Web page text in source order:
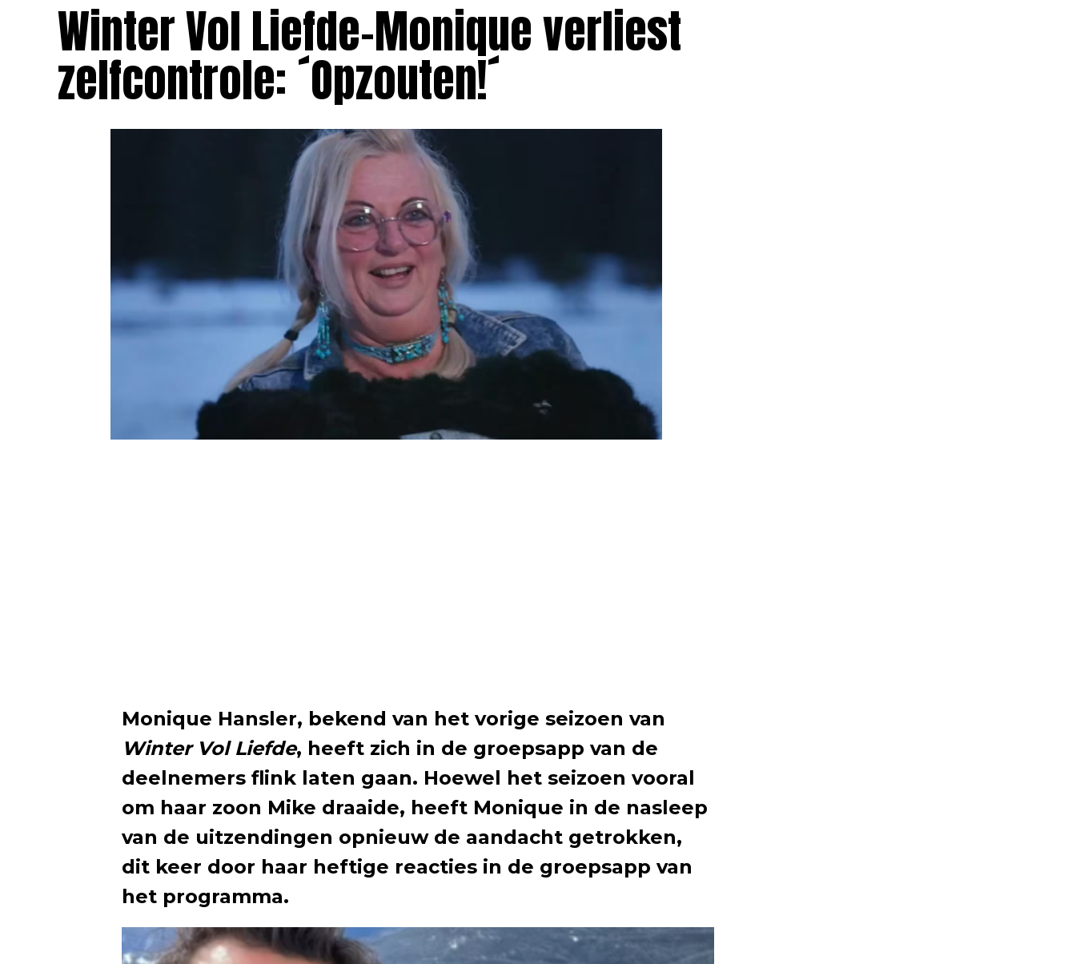
Winter Vol Liefde-Monique verliest
zelfcontrole: ´Opzouten!´
Monique Hansler, bekend van het vorige seizoen van
Winter Vol Liefde, heeft zich in de groepsapp van de
deelnemers flink laten gaan. Hoewel het seizoen vooral
om haar zoon Mike draaide, heeft Monique in de nasleep
van de uitzendingen opnieuw de aandacht getrokken,
dit keer door haar heftige reacties in de groepsapp van
het programma.